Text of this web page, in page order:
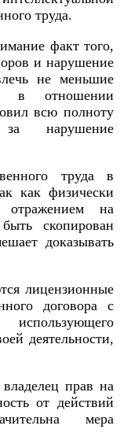
труда.
факт того,
и нарушение
не меньшие
в отношении
всю полноту
за нарушение
труда в
как физически
отражением на
скопирован
доказывать
лицензионные
договора с
деятельности,
прав на
от действий
мера